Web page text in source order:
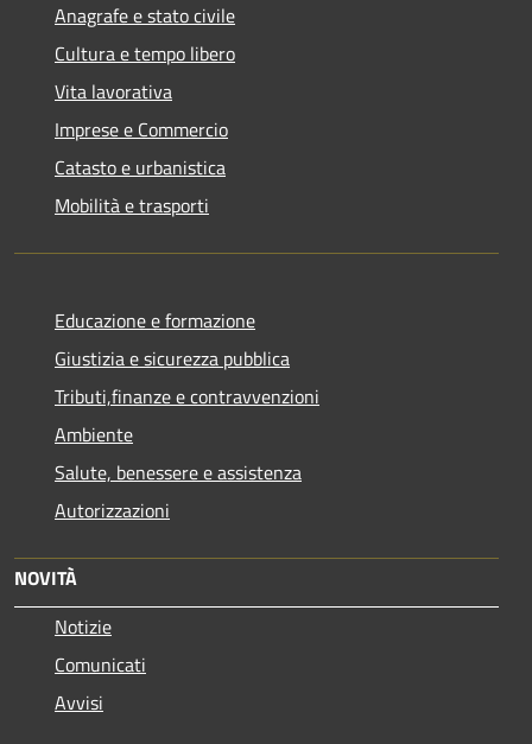
Anagrafe e stato civile
Cultura e tempo libero
Vita lavorativa
Imprese e Commercio
Catasto e urbanistica
Mobilità e trasporti
Educazione e formazione
Giustizia e sicurezza pubblica
Tributi,finanze e contravvenzioni
Ambiente
Salute, benessere e assistenza
Autorizzazioni
NOVITÀ
Notizie
Comunicati
Avvisi